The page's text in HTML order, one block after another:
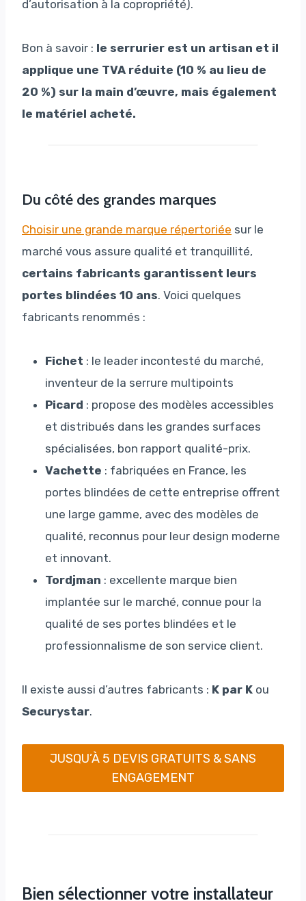
d’autorisation à la copropriété).
Bon à savoir : le serrurier est un artisan et il
applique une TVA réduite (10 % au lieu de
20 %) sur la main d’œuvre, mais également
le matériel acheté.
Du côté des grandes marques
Choisir une grande marque répertoriée sur le
marché vous assure qualité et tranquillité,
certains fabricants garantissent leurs
portes blindées 10 ans. Voici quelques
fabricants renommés :
Fichet : le leader incontesté du marché,
inventeur de la serrure multipoints
Picard : propose des modèles accessibles
et distribués dans les grandes surfaces
spécialisées, bon rapport qualité-prix.
Vachette : fabriquées en France, les
portes blindées de cette entreprise offrent
une large gamme, avec des modèles de
qualité, reconnus pour leur design moderne
et innovant.
Tordjman : excellente marque bien
implantée sur le marché, connue pour la
qualité de ses portes blindées et le
professionnalisme de son service client.
Il existe aussi d’autres fabricants : K par K ou
Securystar.
JUSQU’À 5 DEVIS GRATUITS & SANS
ENGAGEMENT
Bien sélectionner votre installateur